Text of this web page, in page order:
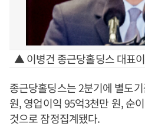
▲ 이병건 종근당홀딩스 대표
종근당홀딩스는 2분기에 별도
원, 영업이익 95억3천만 원, 순
것으로 잠정집계됐다.